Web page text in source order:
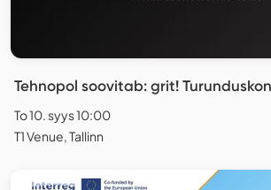
Tehnopol soovitab: grit!
To 10. syys 10:00
T1 Venue, Tallinn